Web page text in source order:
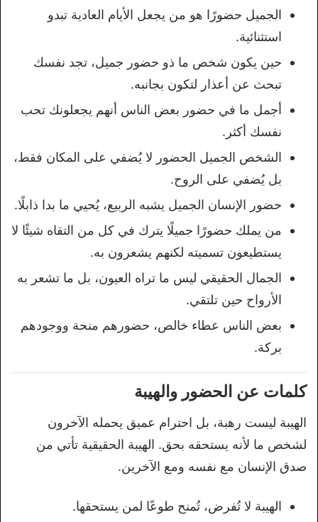
الجميل حضورًا هو من يجعل الأيام العادية تبدو
استثنائية.
حين يكون شخص ما ذو حضور جميل، تجد نفسك
تبحث عن أعذار لتكون بجانبه.
أجمل ما في حضور بعض الناس أنهم يجعلونك تحب
نفسك أكثر.
الشخص الجميل الحضور لا يُضفي على المكان فقط،
بل يُضفي على الروح.
حضور الإنسان الجميل يشبه الربيع، يُحيي ما بدا ذابلًا.
من يملك حضورًا جميلًا يترك في كل من التقاه شيئًا لا
يستطيعون تسميته لكنهم يشعرون به.
الجمال الحقيقي ليس ما تراه العيون، بل ما تشعر به
الأرواح حين تلتقي.
بعض الناس عطاء خالص، حضورهم منحة ووجودهم
بركة.
كلمات عن الحضور والهيبة
الهيبة ليست رهبة، بل احترام عميق يحمله الآخرون
لشخص ما لأنه يستحقه بحق. الهيبة الحقيقية تأتي من
صدق الإنسان مع نفسه ومع الآخرين.
الهيبة لا تُفرض، تُمنح طوعًا لمن يستحقها.